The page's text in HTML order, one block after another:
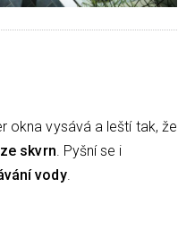
okna vysává a leští tak, že
skvrn . Pyšní se i
vody.